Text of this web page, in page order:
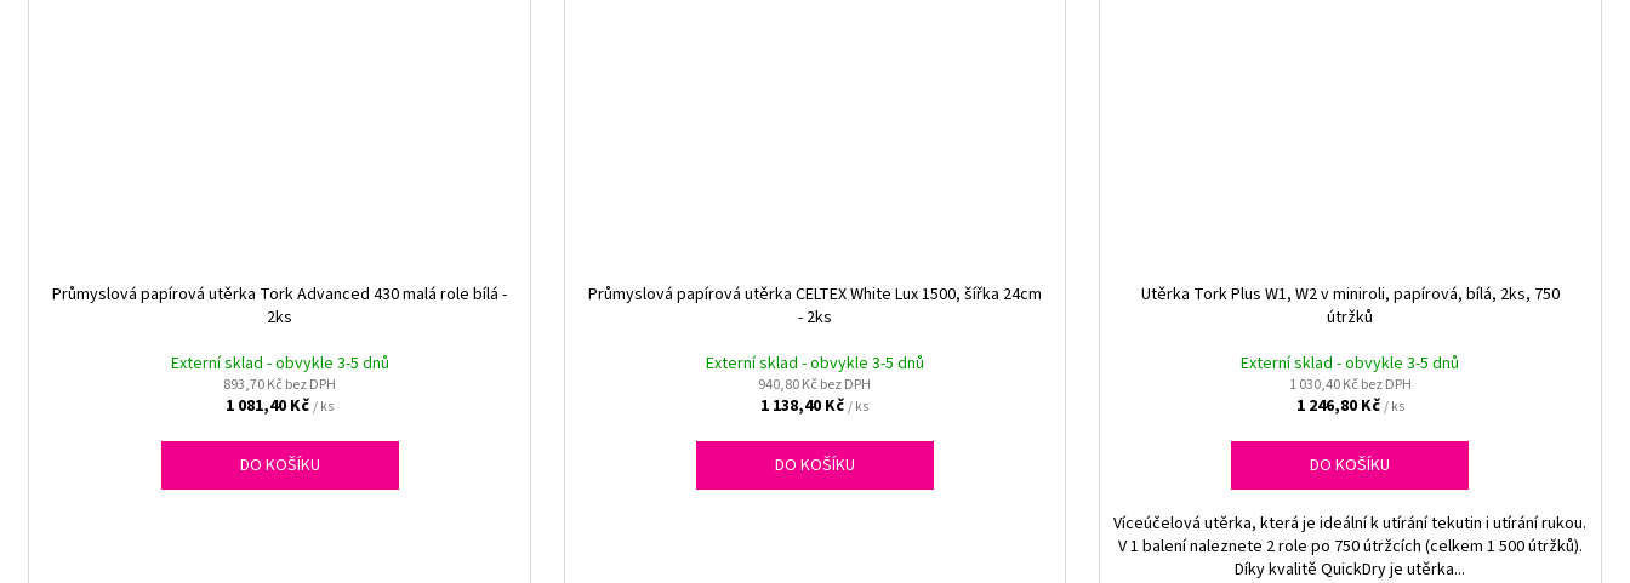
Průmyslová papírová utěrka Tork Advanced 430 malá role bílá -
2ks
Externí sklad - obvykle 3-5 dnů
893,70 Kč bez DPH
1 081,40 Kč/ ks
DO KOŠÍKU
Průmyslová papírová utěrka CELTEX White Lux 1500, šířka 24cm
- 2ks
Externí sklad - obvykle 3-5 dnů
940,80 Kč bez DPH
1 138,40 Kč/ ks
DO KOŠÍKU
Utěrka Tork Plus W1, W2 v miniroli, papírová, bílá, 2ks, 750
útržků
Externí sklad - obvykle 3-5 dnů
1 030,40 Kč bez DPH
1 246,80 Kč/ ks
DO KOŠÍKU
Víceúčelová utěrka, která je ideální k utírání tekutin i utírání rukou.
V 1 balení naleznete 2 role po 750 útržcích (celkem 1 500 útržků).
Díky kvalitě QuickDry je utěrka...